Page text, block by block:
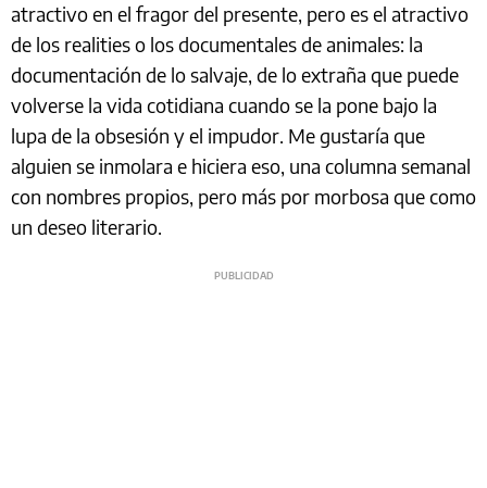
atractivo en el fragor del presente, pero es el atractivo
de los realities o los documentales de animales: la
documentación de lo salvaje, de lo extraña que puede
volverse la vida cotidiana cuando se la pone bajo la
lupa de la obsesión y el impudor. Me gustaría que
alguien se inmolara e hiciera eso, una columna semanal
con nombres propios, pero más por morbosa que como
un deseo literario.